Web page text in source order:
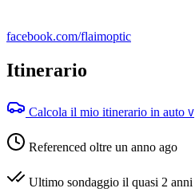
facebook.com/flaimoptic
Itinerario
Calcola il mio itinerario in auto V
Referenced oltre un anno ago
Ultimo sondaggio il quasi 2 anni